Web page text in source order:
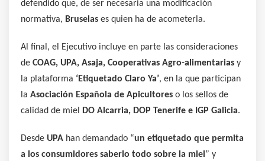
defendido que, de ser necesaria una modificación
normativa, Bruselas es quien ha de acometerla.
Al final, el Ejecutivo incluye en parte las consideraciones
de COAG, UPA, Asaja, Cooperativas Agro-alimentarias y
la plataforma ‘Etiquetado Claro Ya’, en la que participan
la Asociación Española de Apicultores o los sellos de
calidad de miel
DO Alcarria, DOP Tenerife e IGP Galicia.
Desde UPA han demandado “un etiquetado que permita
a los consumidores saberlo todo sobre la miel ” y